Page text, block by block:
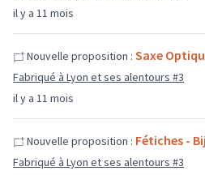
il y a 11 mois
il y a 11 mois
Nouvelle proposition : Saxe
Fabriqué à Lyon et ses alentours #3
Nouvelle proposition : Fétiches -
Fabriqué à Lyon et ses alentours #3